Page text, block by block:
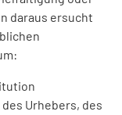
daraus ersucht
Urhebers, des